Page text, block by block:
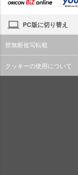
PC版に切り替え
禁無断複写転載
クッキーの使用について